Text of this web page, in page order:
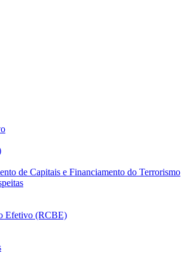
de Capitais e Financiamento do Terrorismo
Efetivo (RCBE)